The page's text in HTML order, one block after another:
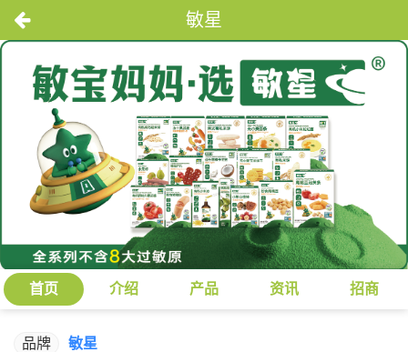
敏星
首页 介绍 产品 资讯 招商
品牌
敏星